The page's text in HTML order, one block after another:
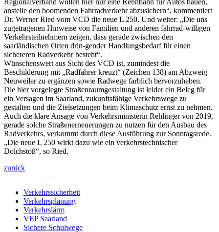
anstelle den boomenden Fahrradverkehr abzusichern“, kommentiert
Dr. Werner Ried vom VCD die neue L 250. Und weiter: „Die uns
zugetragenen Hinweise von Familien und anderen fahrrad-willigen
Verkehrsteilnehmern zeigen, dass gerade zwischen den
saarländischen Orten drin-gender Handlungsbedarf für einen
sichereren Radverkehr besteht“.
Wünschenswert aus Sicht des VCD ist, zumindest die
Beschilderung mit „Radfahrer kreuzt“ (Zeichen 138) am Abzweig
Neuweiler zu ergänzen sowie Radwege farblich hervorzuheben.
Die hier vorgelegte Straßenraumgestaltung ist leider ein Beleg für
ein Versagen im Saarland, zukunftsfähige Verkehrswege zu
gestalten und die Zielsetzungen beim Klimaschutz ernst zu nehmen.
Auch die klare Ansage von Verkehrsministerin Rehlinger von 2019,
gerade solche Straßenerneuerungen zu nutzen für den Ausbau des
Radverkehrs, verkommt durch diese Ausführung zur Sonntagsrede.
„Die neue L 250 wirkt dazu wie ein verkehrstechnischer
Dolchstoß“, so Ried.
zurück
Verkehrssicherheit
Verkehrsplanung
Verkehrslärm
VEP Saarland
Sichere Schulwege